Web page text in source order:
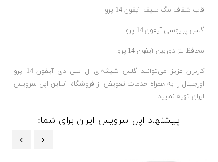
قاب شفاف مگ سیف آیفون 14 پرو
گلس پرایوسی آیفون 14 پرو
محافظ لنز دوربین آیفون 14 پرو
کاربران عزیز می‌توانید گلس شیشه‌ای ال سی دی آیفون 14 پرو
اورجینال را به همراه خدمات تعویض از فروشگاه آنلاین اپل سرویس
ایران تهیه نمایید.
پیشنهاد اپل سرویس ایران برای شما: